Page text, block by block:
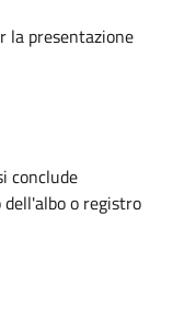
la presentazione
conclude
o registro